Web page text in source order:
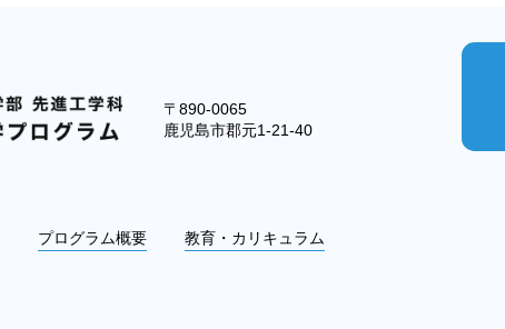
〒890-0065
鹿児島市郡元1-21-40
プログラム概要 教育・カリキュラム